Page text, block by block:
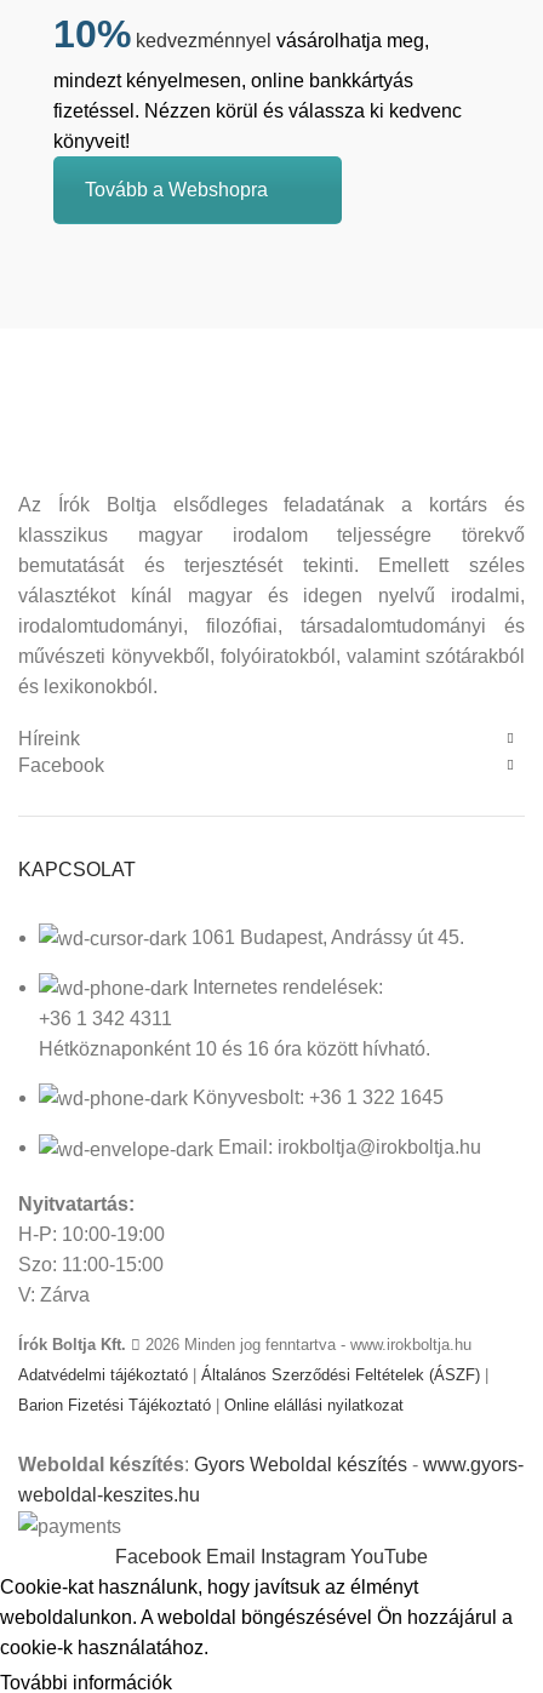
10% kedvezménnyel vásárolhatja meg,
mindezt kényelmesen, online bankkártyás
fizetéssel. Nézzen körül és válassza ki kedvenc
könyveit!
Tovább a Webshopra
Az Írók Boltja elsődleges feladatának a kortárs és
klasszikus magyar irodalom teljességre törekvő
bemutatását és terjesztését tekinti. Emellett széles
választékot kínál magyar és idegen nyelvű irodalmi,
irodalomtudományi, filozófiai, társadalomtudományi és
művészeti könyvekből, folyóiratokból, valamint szótárakból
és lexikonokból.
Híreink
Facebook
KAPCSOLAT
1061 Budapest, Andrássy út 45.
Internetes rendelések:
+36 1 342 4311
Hétköznaponként 10 és 16 óra között hívható.
Könyvesbolt: +36 1 322 1645
Email: irokboltja@irokboltja.hu
Nyitvatartás:
H-P: 10:00-19:00
Szo: 11:00-15:00
V: Zárva
Írók Boltja Kft.
2026 Minden jog fenntartva - www.irokboltja.hu
Adatvédelmi tájékoztató | Általános Szerződési Feltételek (ÁSZF) |
Barion Fizetési Tájékoztató | Online elállási nyilatkozat
Weboldal készítés: Gyors Weboldal készítés - www.gyors-
weboldal-keszites.hu
Facebook Email Instagram YouTube
Cookie-kat használunk, hogy javítsuk az élményt
weboldalunkon. A weboldal böngészésével Ön hozzájárul a
cookie-k használatához.
További információk